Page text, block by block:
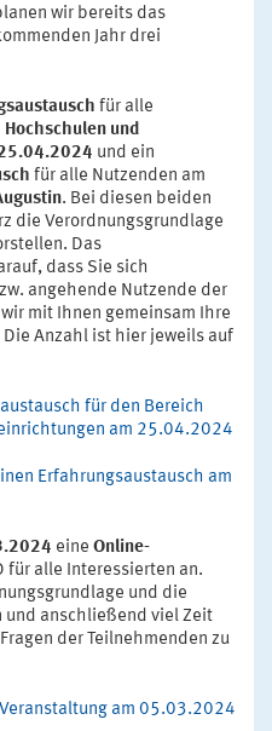
wir bereits das
Jahr drei
für alle
Hochschulen und
und ein
für alle Nutzenden am
. Bei diesen beiden
die Verordnungsgrundlage
Das
dass Sie sich
angehende Nutzende der
mit Ihnen gemeinsam Ihre
Anzahl ist hier jeweils auf
für den Bereich
am 25.04.2024
Erfahrungsaustausch am
eine Online-
für alle Interessierten an.
und die
und anschließend viel Zeit
der Teilnehmenden zu
am 05.03.2024